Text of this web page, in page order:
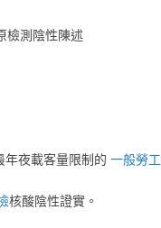
檢測陰性陳述
年夜載客量限制的 一般勞
核酸陰性證實。